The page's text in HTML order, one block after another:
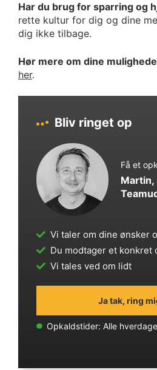
Har du brug for sparring og
rette kultur for dig og dine
dig ikke tilbage.
Hør mere om dine
her.
Bliv ringet op
Få et
Martin,
Vi taler om dine ønsker
Du modtager et konkret
Vi tales ved om lidt
Ja tak, ring
Opkaldstider: Alle